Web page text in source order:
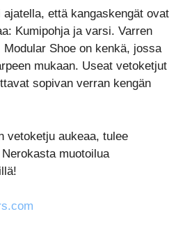
että kangaskengät ovat
Kumipohja ja varsi. Varren
Shoe on kenkä, jossa
mukaan. Useat vetoketjut
sopivan verran kengän
vetoketju aukeaa, tulee
muotoilua